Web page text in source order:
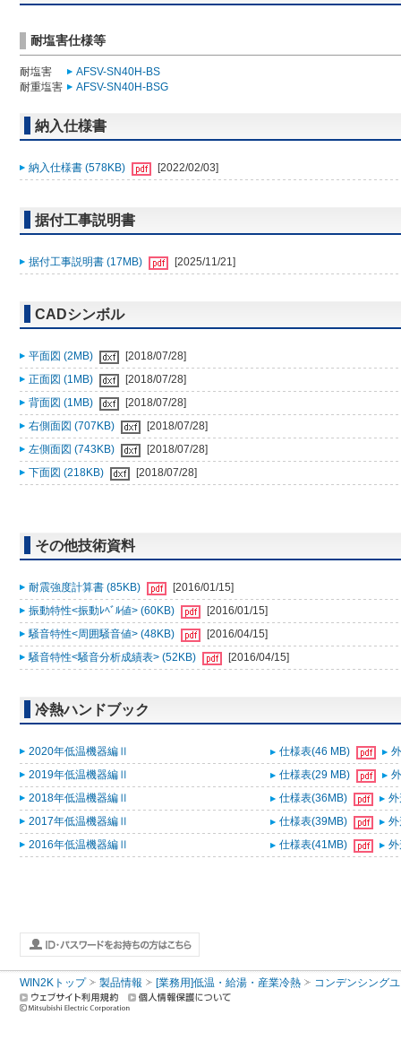
耐塩害仕様等
耐塩害
AFSV-SN40H-BS
耐重塩害
AFSV-SN40H-BSG
納入仕様書
納入仕様書 (578KB) [2022/02/03]
据付工事説明書
据付工事説明書 (17MB) [2025/11/21]
CADシンボル
平面図 (2MB)
[2018/07/28]
正面図 (1MB)
[2018/07/28]
背面図 (1MB)
[2018/07/28]
右側面図 (707KB)
[2018/07/28]
左側面図 (743KB)
[2018/07/28]
下面図 (218KB)
[2018/07/28]
その他技術資料
耐震強度計算書 (85KB)
[2016/01/15]
振動特性<振動ﾚﾍﾞﾙ値> (60KB)
[2016/01/15]
騒音特性<周囲騒音値> (48KB)
[2016/04/15]
騒音特性<騒音分析成績表> (52KB)
[2016/04/15]
冷熱ハンドブック
2020年低温機器編Ⅱ 仕様表(46 MB)
2019年低温機器編Ⅱ
仕様表(29 MB)
2018年低温機器編Ⅱ
仕様表(36MB)
2017年低温機器編Ⅱ
仕様表(39MB)
2016年低温機器編Ⅱ
仕様表(41MB)
WIN2Kトップ 製品情報 [業務用]低温・給湯・産業冷熱 コンデンシング